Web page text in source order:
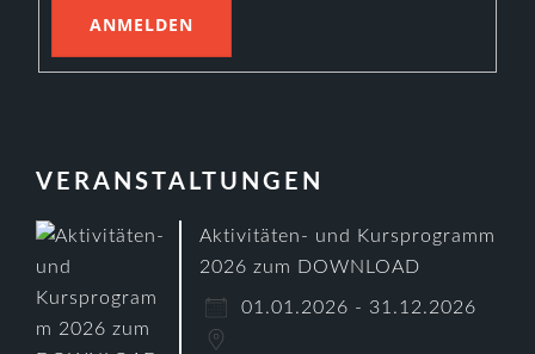
VERANSTALTUNGEN
Aktivitäten- und Kursprogramm
2026 zum DOWNLOAD
01.01.2026 - 31.12.2026